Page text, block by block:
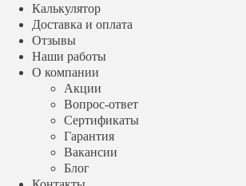
Калькулятор
Доставка и оплата
Отзывы
Наши работы
О компании
Акции
Вопрос-ответ
Сертификаты
Гарантия
Вакансии
Блог
Производитель
Евролос
Топас
Юнилос Астра
Эко Гранд
Эргобокс
Тверь
Аквалос
Тополь
Glosen
Евробион
Волгарь